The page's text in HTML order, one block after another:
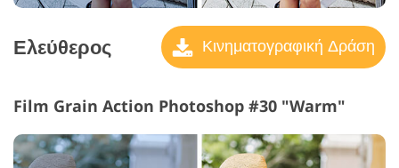
Ελεύθερος Κινηματογραφική Δράση
Film Grain Action Photoshop #30 "Warm"